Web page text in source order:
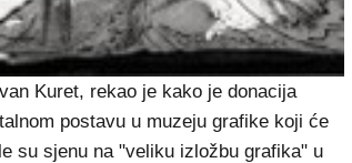
Kuret, rekao je kako je donacija
postavu u muzeju grafike koji će
su sjenu na "veliku izložbu grafika" u